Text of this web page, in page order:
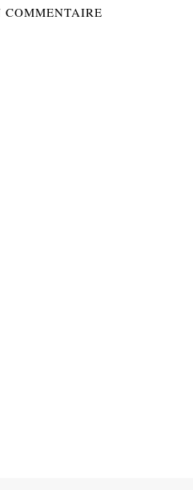
COMMENTAIRE